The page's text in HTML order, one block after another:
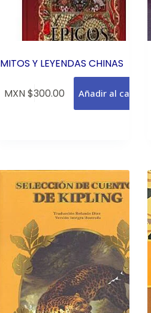
MITOS Y LEYENDAS CHINAS
MXN $300.00 Añadir al carrito